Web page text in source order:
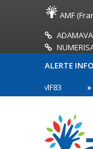
AMF
ALERTE INFO
première ligne